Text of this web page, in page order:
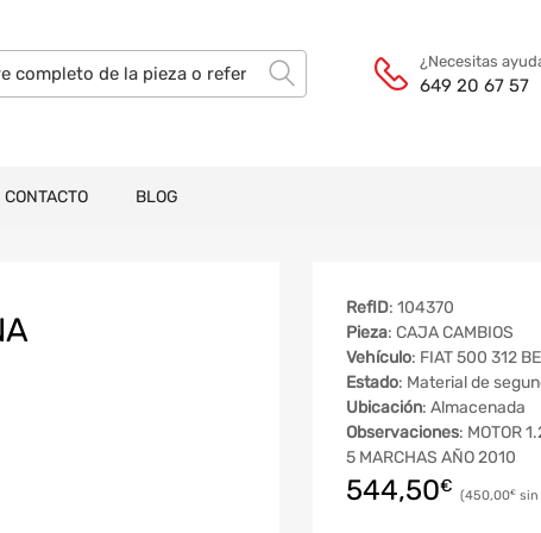
¿Necesitas
649 20 67 57
CONTACTO BLOG
RefID: 104370
Pieza: CAJA CAMBIOS
Vehículo: FIAT 500 312
Estado: Material de
Ubicación: Almacenada
Observaciones: MOTOR
5 MARCHAS AÑO 2010
544,50€ 450,00€